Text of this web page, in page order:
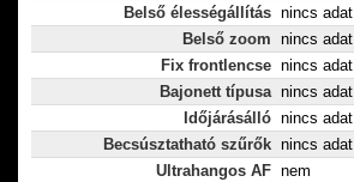
Belső élességállítás nincs adat
Belső zoom nincs adat
Fix frontlencse nincs adat
Bajonett típusa nincs adat
Időjárásálló nincs adat
Becsúsztatható szűrők nincs adat
Ultrahangos AF nem